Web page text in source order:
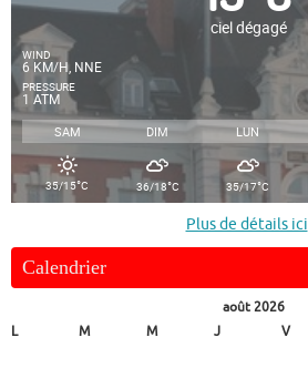
ciel dégagé
WIND
6 KM/H, NNE
PRESSURE
1 ATM
SAM DIM LUN
35/15°C 36/18°C 35/17°C
Plus de détails ici
Calendrier
août 2026
L
M M J V